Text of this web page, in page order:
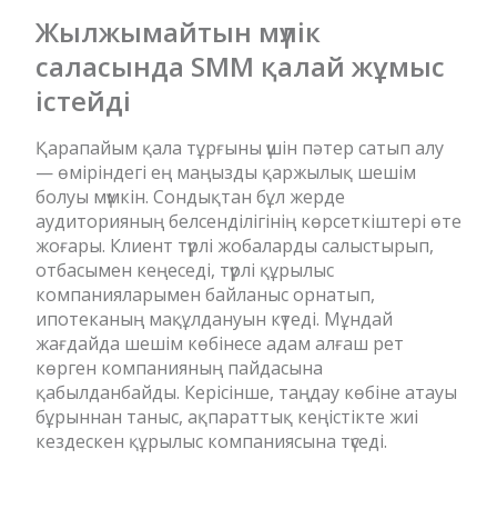
Жылжымайтын мүлік
саласында SMM қалай жұмыс
істейді
Қарапайым қала тұрғыны үшін пәтер сатып алу
— өміріндегі ең маңызды қаржылық шешім
болуы мүмкін. Сондықтан бұл жерде
аудиторияның белсенділігінің көрсеткіштері өте
жоғары. Клиент түрлі жобаларды салыстырып,
отбасымен кеңеседі, түрлі құрылыс
компанияларымен байланыс орнатып,
ипотеканың мақұлдануын күтеді. Мұндай
жағдайда шешім көбінесе адам алғаш рет
көрген компанияның пайдасына
қабылданбайды. Керісінше, таңдау көбіне атауы
бұрыннан таныс, ақпараттық кеңістікте жиі
кездескен құрылыс компаниясына түседі.